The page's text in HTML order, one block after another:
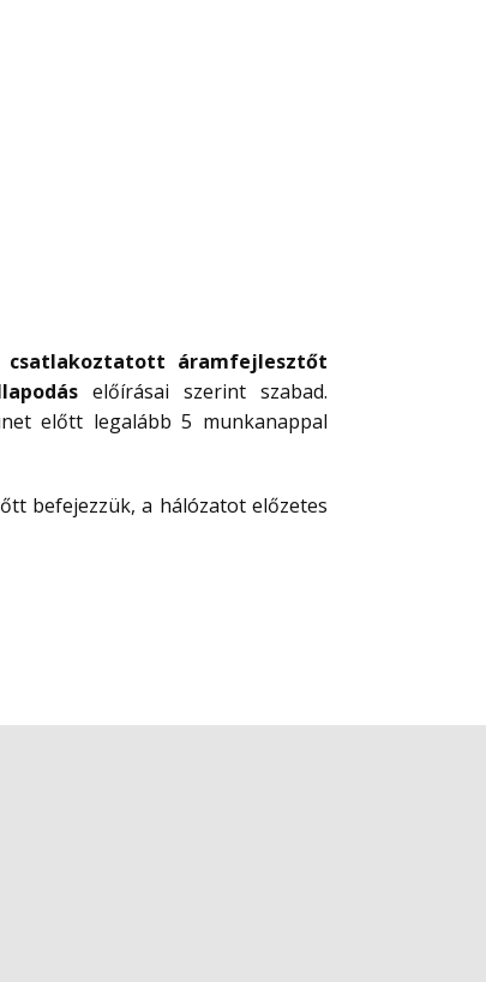
csatlakoztatott áramfejlesztőt
előírásai szerint szabad.
előtt legalább 5 munkanappal
befejezzük, a hálózatot előzetes